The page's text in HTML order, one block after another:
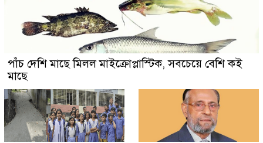
পাঁচ দেশি মাছে মিলল মাইক্রোপ্লাস্টিক, সবচেয়ে বেশি কই
মাছে